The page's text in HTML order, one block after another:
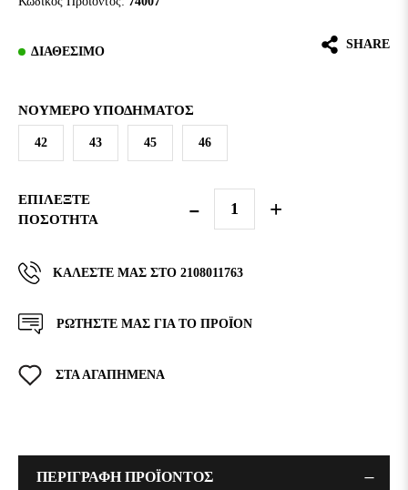
ΔΙΑΘΈΣΙΜΟ SHARE
ΝΟΎΜΕΡΟ ΥΠΟΔΉΜΑΤΟΣ
42 43 45 46
ΕΠΙΛΈΞΤΕ
ΠΟΣΌΤΗΤΑ
ΚΑΛΈΣΤΕ ΜΑΣ ΣΤΟ 2108011763
ΣΤΑ ΑΓΑΠΗΜΕΝΑ
ΡΩΤΗΣΤΕ ΜΑΣ ΓΙΑ ΤΟ ΠΡΟΪΟΝ
ΠΕΡΙΓΡΑΦΗ ΠΡΟΪΟΝΤΟΣ